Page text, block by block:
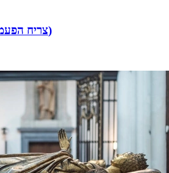
Belfort (צריח הפעמונים של ברוז׳)